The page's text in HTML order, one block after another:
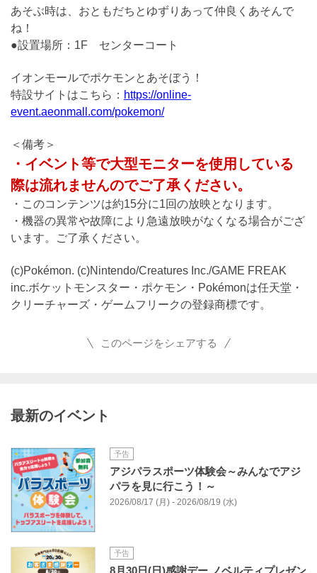
あそぶ時は、おともだちとゆずりあって仲良くあそんで
ね！
●設置場所：1F センターコート
イオンモールでポケモンとあそぼう！
特設サイトはこちら： https://online-
event.aeonmall.com/pokemon/
＜備考＞
・イベント等で大型モニターを使用している
際は流れませんのでご了承ください。
・このコンテンツは約15分に1回の放映となります。
・機器の異常や故障により急遠放映がなくなる場合がござ
います。ご了承ください。
(c)Pokémon. (c)Nintendo/Creatures Inc./GAME FREAK
inc.ボケットモンスター・ポケモン・Pokémonは任天堂・
クリーチャーズ・ゲームフリークの登録商標です。
このページをシェアする
最新のイベント
予告
アジパラスポーツ体験会～みんなでアジ
パラを見に行こう！～
2026/08/17 (月) - 2026/08/19 (水)
予告
8月30日(日)感謝デー ノベルティプレゼン